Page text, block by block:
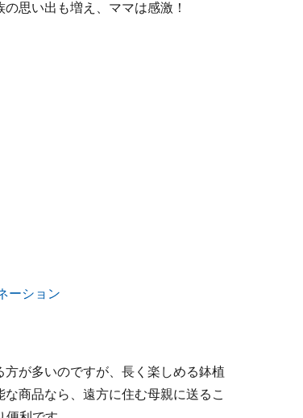
思い出も増え、ママは感激！
が多いのですが、長く楽しめる鉢植
商品なら、遠方に住む母親に送るこ